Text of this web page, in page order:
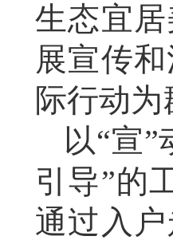
生态宜
展宣传
际行动为
以“宣
引导”的
通过入